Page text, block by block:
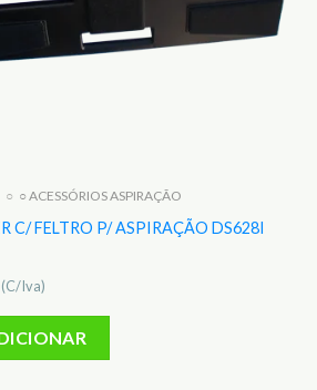
○ ○ ACESSÓRIOS ASPIRAÇÃO
C/ FELTRO P/ ASPIRAÇÃO DS628I
(C/Iva)